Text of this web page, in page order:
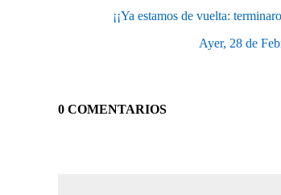
¡¡Ya estamos de vuelta:
Ayer, 28 de
0 COMENTARIOS